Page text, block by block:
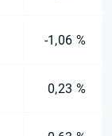
-1,06 %
0,23 %